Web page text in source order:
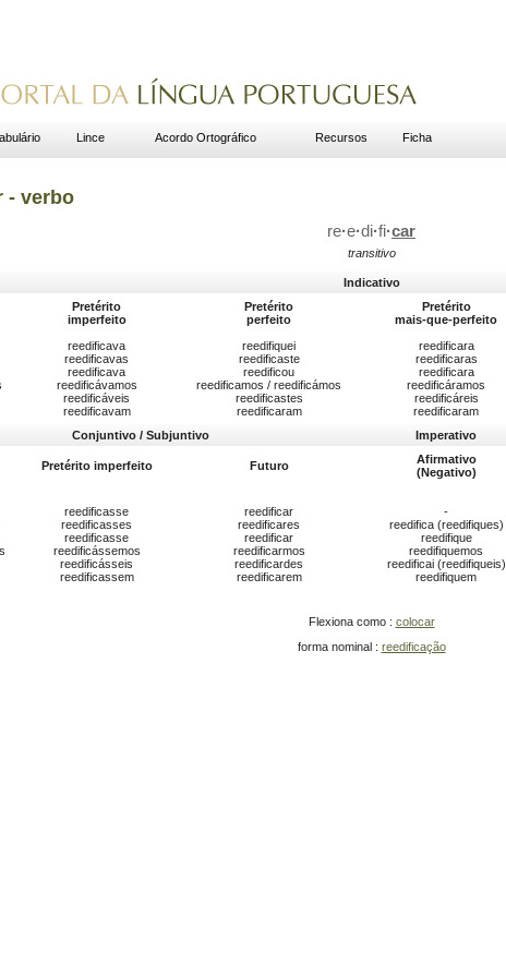
Lince Acordo Ortográfico Recursos Ficha
- verbo
re·e·di·fi·car
transitivo
Indicativo
Pretérito
imperfeito
Pretérito
perfeito
Pretérito
mais-que-perfeito
reedificava
reedificavas
reedificava
reedificávamos
reedificáveis
reedificavam
reedifiquei
reedificaste
reedificou
reedificamos / reedificámos
reedificastes
reedificaram
reedificara
reedificaras
reedificara
reedificáramos
reedificáreis
reedificaram
Conjuntivo / Subjuntivo
Imperativo
Pretérito imperfeito Futuro
Afirmativo
(Negativo)
reedificasse
reedificasses
reedificasse
reedificássemos
reedificásseis
reedificassem
reedificar
reedificares
reedificar
reedificarmos
reedificardes
reedificarem
-
reedifica (reedifiques)
reedifique
reedifiquemos
reedificai (reedifiqueis)
reedifiquem
Flexiona como : colocar
forma nominal : reedificação